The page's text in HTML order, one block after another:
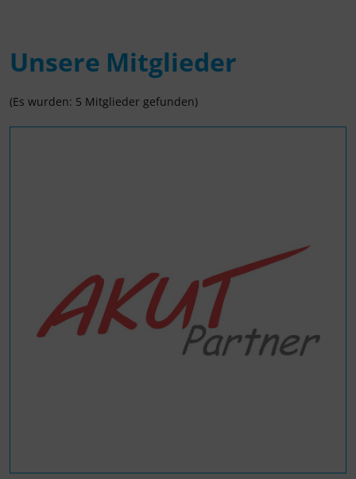
Unsere Mitglieder
(Es wurden: 5 Mitglieder gefunden)